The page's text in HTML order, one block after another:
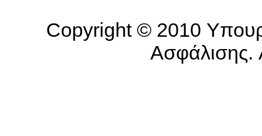
Copyright © 2010
Ασφάλισης.